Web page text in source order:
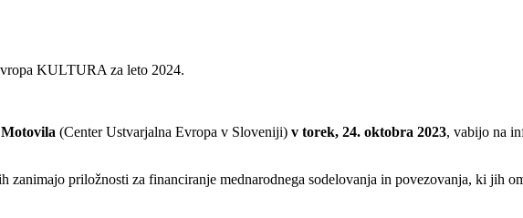
KULTURA za leto 2024.
Motovila (Center Ustvarjalna Evropa v Sloveniji) v torek, 24. oktobra 2023, vabijo na
zanimajo priložnosti za financiranje mednarodnega sodelovanja in povezovanja, ki jih